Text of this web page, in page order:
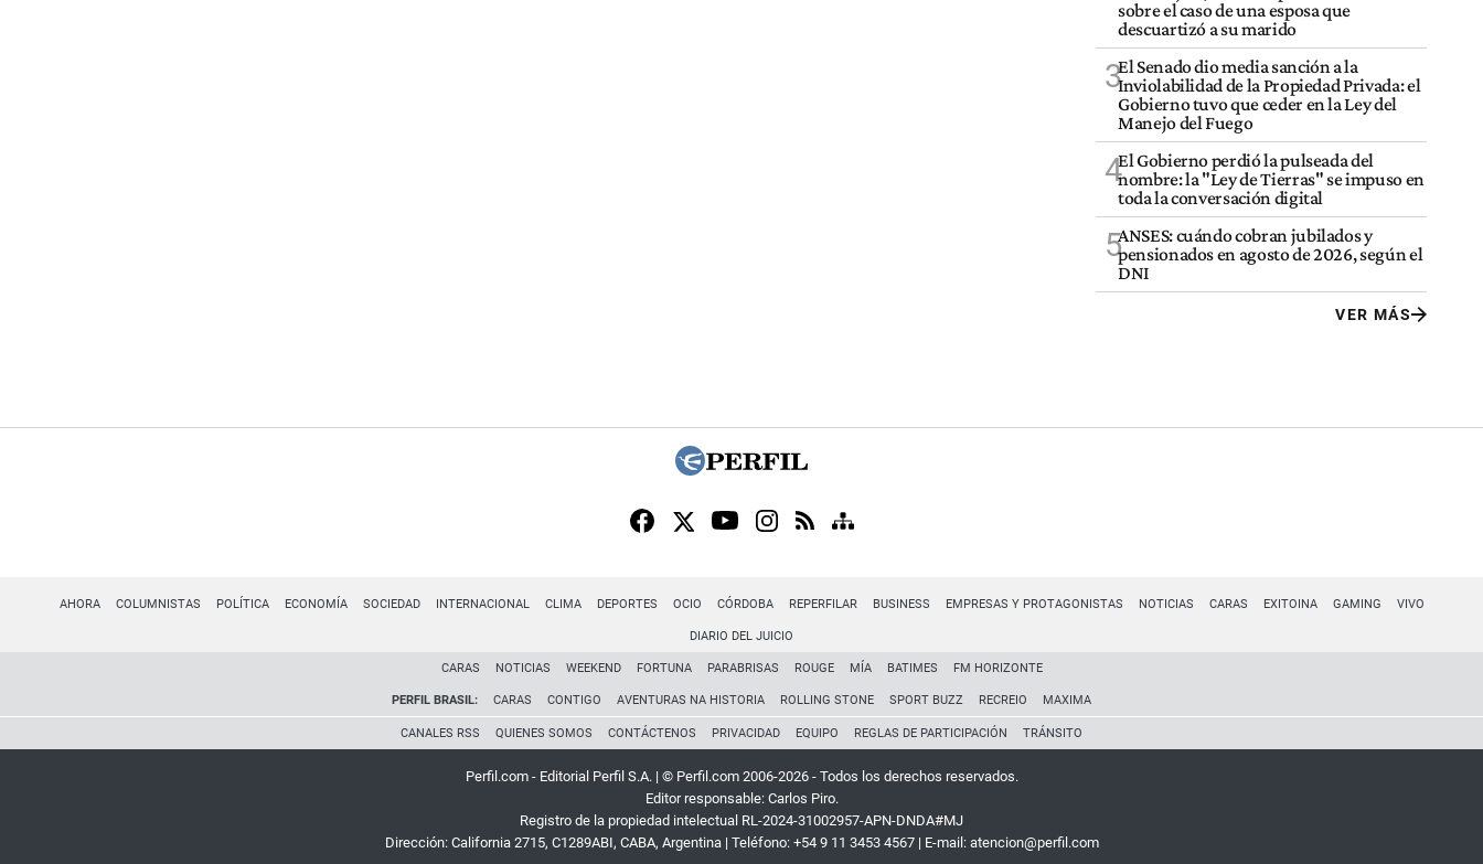
sobre el caso de una esposa que
descuartizó a su marido
3El Senado dio media sanción a la
Inviolabilidad de la Propiedad Privada: el
Gobierno tuvo que ceder en la Ley del
Manejo del Fuego
4El Gobierno perdió la pulseada del
nombre: la "Ley de Tierras" se impuso en
toda la conversación digital
5ANSES: cuándo cobran jubilados y
pensionados en agosto de 2026, según el
DNI
VER MÁS
AHORA COLUMNISTAS POLÍTICA ECONOMÍA SOCIEDAD INTERNACIONAL CLIMA DEPORTES OCIO CÓRDOBA REPERFILAR BUSINESS EMPRESAS Y PROTAGONISTAS NOTICIAS CARAS EXITOINA GAMING VIVO
DIARIO DEL JUICIO
CARAS NOTICIAS WEEKEND FORTUNA PARABRISAS ROUGE MÍA BATIMES FM HORIZONTE
PERFIL BRASIL: CARAS CONTIGO AVENTURAS NA HISTORIA ROLLING STONE SPORT BUZZ RECREIO MAXIMA
CANALES RSS QUIENES SOMOS CONTÁCTENOS PRIVACIDAD EQUIPO REGLAS DE PARTICIPACIÓN TRÁNSITO
Perfil.com - Editorial Perfil S.A. | © Perfil.com 2006-2026 - Todos los derechos reservados.
Editor responsable: Carlos Piro.
Registro de la propiedad intelectual RL-2024-31002957-APN-DNDA#MJ
Dirección: California 2715, C1289ABI, CABA, Argentina| Teléfono: +54 9 11 3453 4567| E-mail: atencion@perfil.com